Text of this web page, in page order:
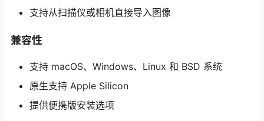
支持从扫描仪或相机直接导入图像
兼容性
支持 macOS、Windows、Linux 和 BSD 系统
原生支持 Apple Silicon
提供便携版安装选项